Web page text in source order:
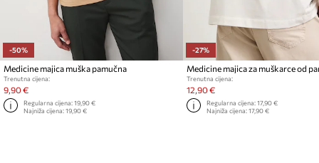
-50%
Medicine majica muška pamučna
Trenutna cijena:
9,90 €
Regularna cijena:19,90 €
Najniža cijena:19,90 €
-27%
Medicine majica za muškarce od
Trenutna cijena:
12,90 €
Regularna cijena:17,90 €
Najniža cijena:17,90 €